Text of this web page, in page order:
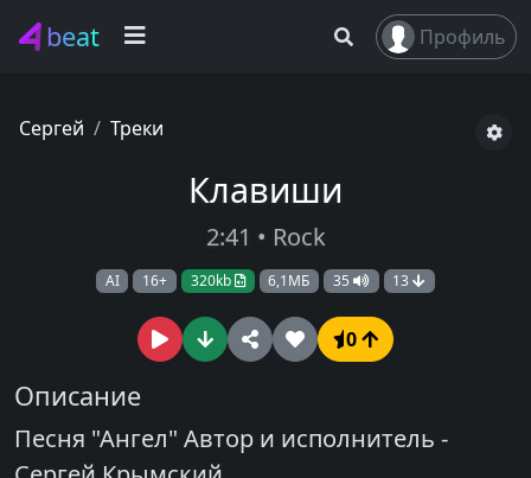
beat Профиль
Сергей Треки
Клавиши
2:41 • Rock
AI 16+ 320kb 6,1МБ 35 13
0
Описание
Песня "Ангел" Автор и исполнитель -